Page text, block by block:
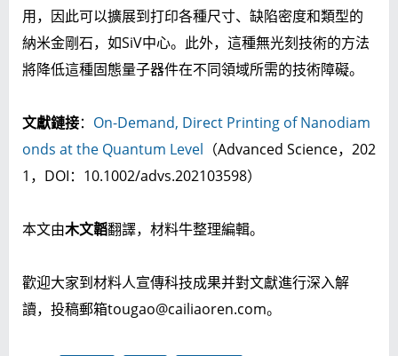
用，因此可以擴展到打印各種尺寸、缺陷密度和類型的
納米金剛石，如SiV中心。此外，這種無光刻技術的方法
將降低這種固態量子器件在不同領域所需的技術障礙。
文獻鏈接： On-Demand, Direct Printing of Nanodiam
onds at the Quantum Level （Advanced Science，202
1，DOI：10.1002/advs.202103598）
本文由木文韜翻譯，材料牛整理編輯。
歡迎大家到材料人宣傳科技成果并對文獻進行深入解
讀， 投稿郵箱tougao@cailiaoren.com。